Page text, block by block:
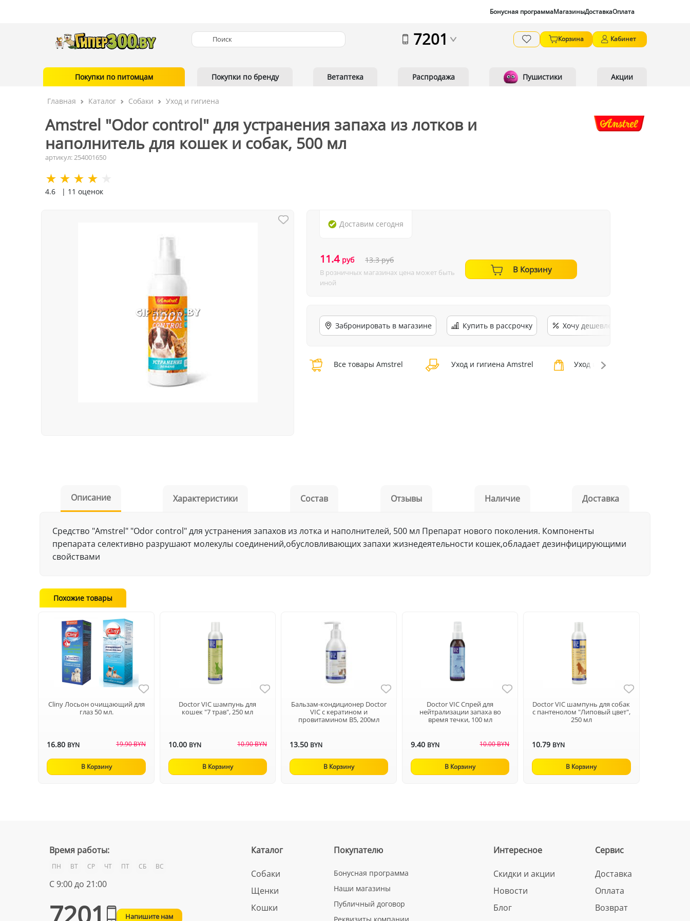
Бонусная программаМагазиныДоставкаОплата
7201 Корзина Кабинет
Покупки по питомцам Покупки по бренду Ветаптека Распродажа Пушистики Акции
Главная Каталог Собаки Уход и гигиена
Amstrel "Оdor control" для устранения запаха из лотков и
наполнитель для кошек и собак, 500 мл
артикул: 254001650
4.6 | 11 оценок
Доставим сегодня
11.4 руб 13.3руб
В розничных магазинах цена может быть
иной
В Корзину
Забронировать в магазине Купить в рассрочку Хочу дешевле
Все товары Amstrel Уход и гигиена Amstrel Уход и гигиена
Описание Характеристики Состав Отзывы Наличие Доставка
Средство "Amstrel" "Оdor control" для устранения запахов из лотка и наполнителей, 500 мл Препарат нового поколения. Компоненты
препарата селективно разрушают молекулы соединений,обусловливающих запахи жизнедеятельности кошек,обладает дезинфицирующими
свойствами
Похожие товары
Cliny Лосьон очищающий для
глаз 50 мл.
16.80 BYN 19.90 BYN
В Корзину
Doctor VIC шампунь для
кошек "7 трав", 250 мл
10.00 BYN 10.90 BYN
В Корзину
Бальзам-кондиционер Doctor
VIC с кератином и
провитамином В5, 200мл
13.50 BYN
В Корзину
Doctor VIC Спрей для
нейтрализации запаха во
время течки, 100 мл
9.40 BYN 10.00 BYN
В Корзину
Doctor VIC шампунь для собак
с пантенолом "Липовый цвет",
250 мл
10.79 BYN
В Корзину
Время работы:
ПН ВТ СР ЧТ ПТ СБ ВС
С 9:00 до 21:00
Напишите нам
Каталог
Собаки
Щенки
Кошки
Покупателю
Бонусная программа
Наши магазины
Публичный договор
Интересное
Скидки и акции
Новости
Блог
Сервис
Доставка
Оплата
Возврат